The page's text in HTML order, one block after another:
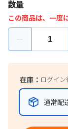
数量
この商品は、一度
在庫： ログイ
通常配